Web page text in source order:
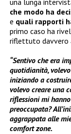
una lunga
che modo ha
e quali rapporti
primo caso ha
riflettuto davvero
“Sentivo che era
quotidianità,
iniziando a
volevo creare una
riflessioni mi
preoccupata?
aggrappata alle
comfort zone.